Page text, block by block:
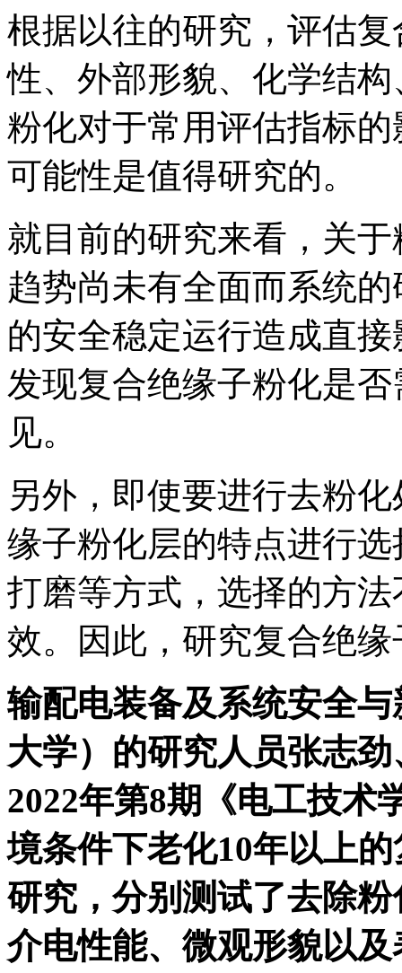
根据以往的研究，评估
性、外部形貌、 化学结构
粉化对于常用评估指标
可能性是值得研究的。
就目前的研究来看，关
趋势尚未有全面而系统
的安全稳定运行造成直
发现复合绝缘子粉化是
见。
另外，即使要进行去粉
缘子粉化层的特点进行
打磨等方式，选择的方
效。因此，研究复合绝
输配电装备及系统安全
大学）的研究人员张志
2022年第8期《电工技术
境条件下老化10年以上
研究，分别测试了去除
介电性能、微观形貌以